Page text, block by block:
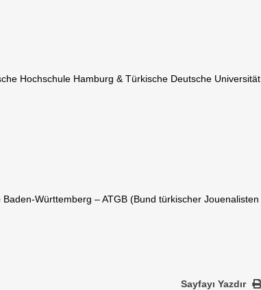
Hochschule Hamburg & Türkische Deutsche Universität
Württemberg – ATGB (Bund türkischer Jouenalisten
Sayfayı Yazdır